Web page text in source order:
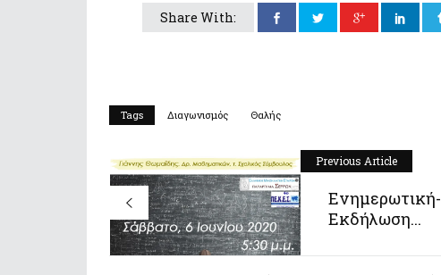
Share With:
Tags Διαγωνισμός Θαλής
Previous Article
Εκδήλωση...